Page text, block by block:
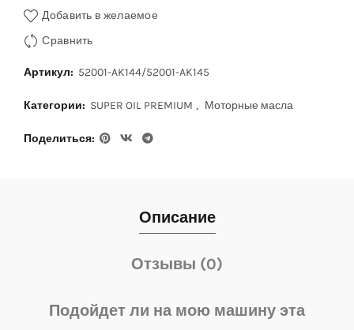
Добавить в желаемое
Сравнить
Артикул: 52001-AK144/52001-AK145
Категории: SUPER OIL PREMIUM , Моторные масла
Поделиться
Описание
Отзывы (0)
Подойдет ли на мою машину эта